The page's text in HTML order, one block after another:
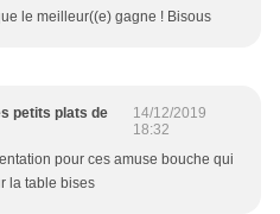
le meilleur((e) gagne ! Bisous
petits plats de
14/12/2019
18:32
pour ces amuse bouche qui
la table bises